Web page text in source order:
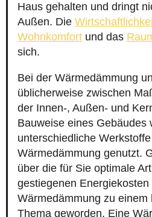
Haus gehalten und dringt
Außen. Die
Wohnkomfort und das
sich.
Bei der Wärmedämmung
üblicherweise zwischen
der Innen-, Außen- und
Bauweise eines Gebäudes
unterschiedliche
Wärmedämmung genutzt.
über die für Sie optimale
gestiegenen Energiekosten
Wärmedämmung zu einem
Thema geworden. Eine